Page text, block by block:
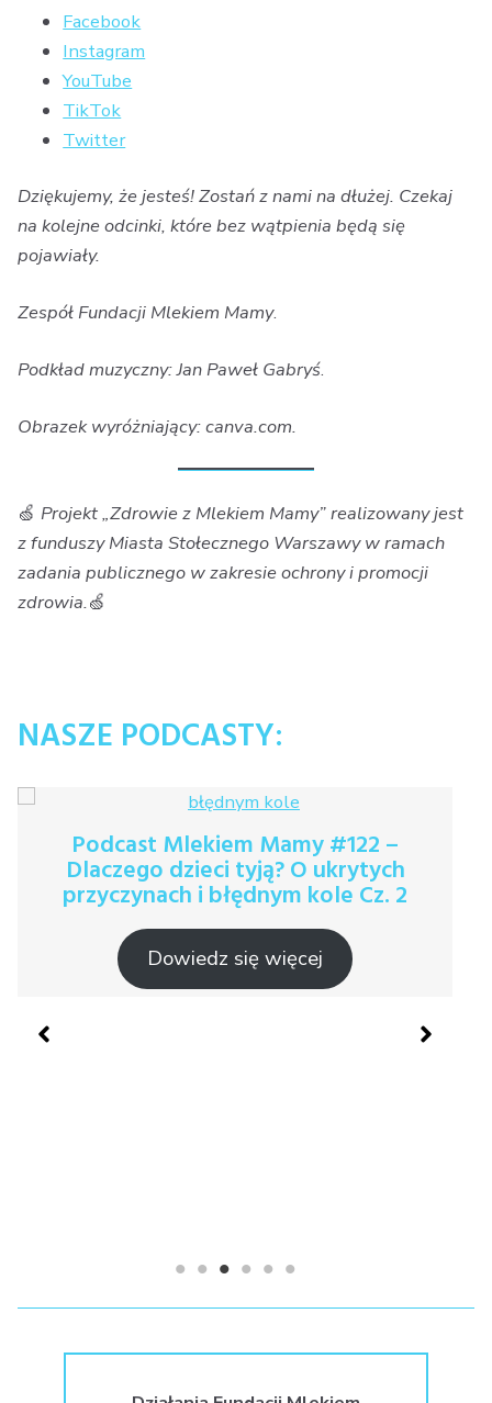
Facebook
Instagram
YouTube
TikTok
Twitter
Dziękujemy, że jesteś! Zostań z nami na dłużej. Czekaj
na kolejne odcinki, które bez wątpienia będą się
pojawiały.
Zespół Fundacji Mlekiem Mamy.
Podkład muzyczny: Jan Paweł Gabryś.
Obrazek wyróżniający: canva.com.
🍏 Projekt „Zdrowie z Mlekiem Mamy” realizowany jest
z funduszy Miasta Stołecznego Warszawy w ramach
zadania publicznego w zakresie ochrony i promocji
zdrowia.🍏
NASZE PODCASTY:
Podcast Mlekiem Mamy #122 –
Dlaczego dzieci tyją? O ukrytych
przyczynach i błędnym kole Cz. 2
Dowiedz się więcej